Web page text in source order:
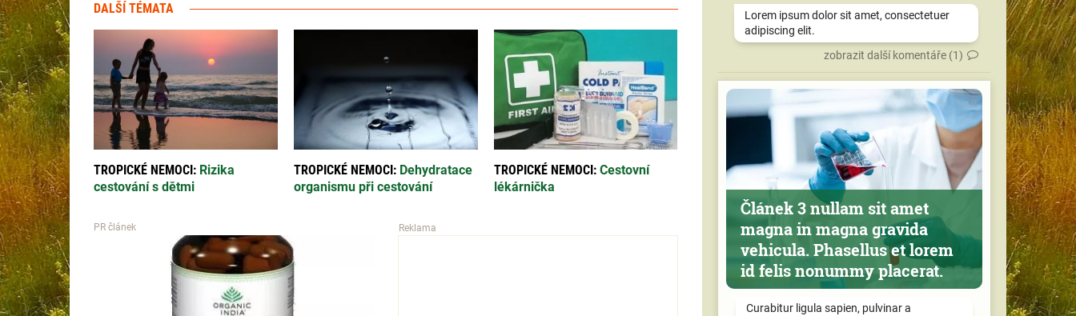
DALŠÍ TÉMATA
TROPICKÉ NEMOCI: Rizika
cestování s dětmi
TROPICKÉ NEMOCI: Dehydratace
organismu při cestování
TROPICKÉ NEMOCI: Cestovní
lékárnička
PR článek Reklama
Lorem ipsum dolor sit amet, consectetuer
adipiscing elit.
zobrazit další komentáře (1)
Článek 3 nullam sit amet
magna in magna gravida
vehicula. Phasellus et lorem
id felis nonummy placerat.
Curabitur ligula sapien, pulvinar a